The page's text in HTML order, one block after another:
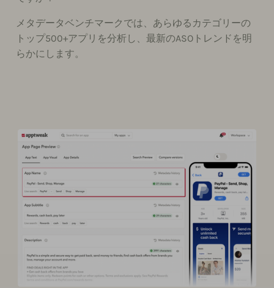
メタデータベンチマークでは、あらゆるカテゴリーの
トップ500+アプリを分析し、最新のASOトレンドを明
らかにします。